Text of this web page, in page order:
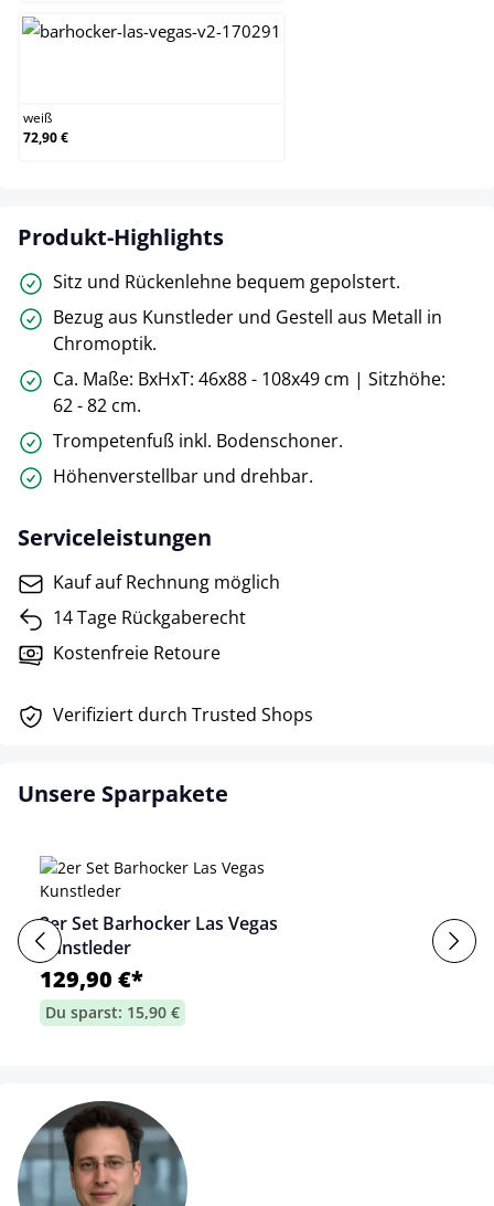
weiß
72,90 €
Produkt-Highlights
Sitz und Rückenlehne bequem gepolstert.
Bezug aus Kunstleder und Gestell aus Metall in
Chromoptik.
Ca. Maße: BxHxT: 46x88 - 108x49 cm | Sitzhöhe:
62 - 82 cm.
Trompetenfuß inkl. Bodenschoner.
Höhenverstellbar und drehbar.
Serviceleistungen
Kauf auf Rechnung möglich
14 Tage Rückgaberecht
Kostenfreie Retoure
Verifiziert durch Trusted Shops
Unsere Sparpakete
2er Set Barhocker Las Vegas
Kunstleder
129,90 €*
Du sparst: 15,90 €